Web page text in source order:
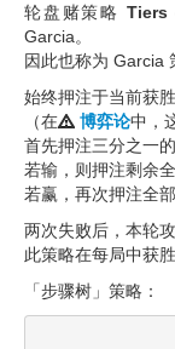
轮盘赌策略 Tiers
Garcia。
因此也称为 Garcia
始终押注于当前获
（在
博弈论中，
首先押注三分之一的
若输，则押注剩余
若赢，再次押注全
两次失败后，本轮
此策略在每局中获
「步骤树」策略：